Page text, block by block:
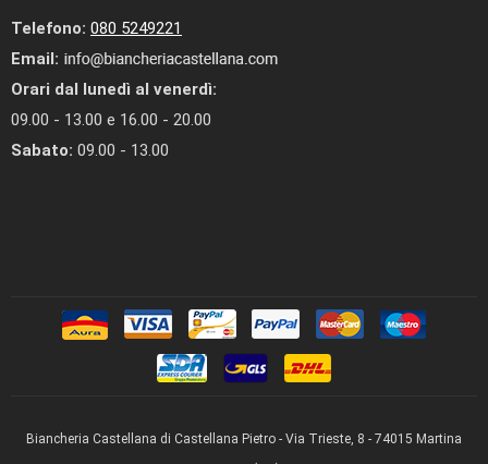
Telefono: 080 5249221
Email:
Orari dal lunedì al venerdì:
09.00 - 13.00 e 16.00 - 20.00
Sabato: 09.00 - 13.00
Biancheria Castellana di Castellana Pietro - Via Trieste, 8 - 74015 Martina